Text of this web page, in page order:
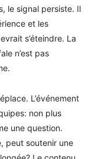
le signal persiste. Il
et les
s’éteindre. La
n’est pas
L’événement
non plus
une question.
peut soutenir une